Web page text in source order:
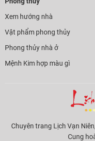
Xem hướng nhà
Vật phẩm phong thủy
Phong thủy nhà ở
Mệnh Kim hợp màu gì
Chuyên trang Lịch Vạn
Cung